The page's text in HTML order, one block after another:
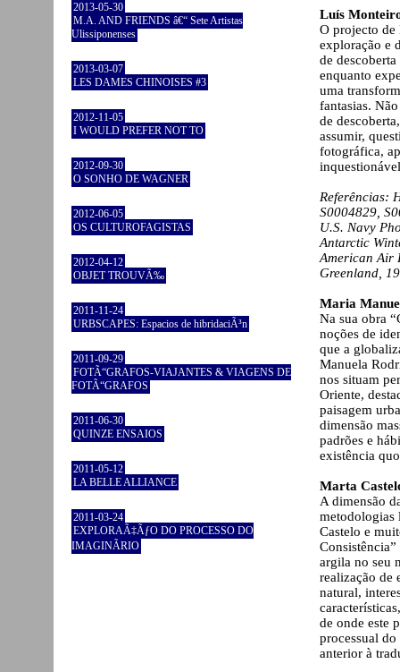
2013-05-30
M.A. AND FRIENDS â€“ Sete Artistas
Ulissiponenses
2013-03-07
LES DAMES CHINOISES #3
2012-11-05
I WOULD PREFER NOT TO
2012-09-30
O SONHO DE WAGNER
2012-06-05
OS CULTUROFAGISTAS
2012-04-12
OBJET TROUVÃ‰
2011-11-24
URBSCAPES: Espacios de hibridaciÃ³n
2011-09-29
FOTÃ“GRAFOS-VIAJANTES & VIAGENS DE
FOTÃ“GRAFOS
2011-06-30
QUINZE ENSAIOS
2011-05-12
LA BELLE ALLIANCE
2011-03-24
EXPLORAÃ‡ÃƒO DO PROCESSO DO
IMAGINÃRIO
Luís
O projecto de
exploração e
de
enquanto
uma
fantasias.
de
assumir,
fotográfica,
Referências:
S0004829,
U.S. Navy
Antarctic
American Air
Greenland,
Maria
Na sua obra
noções de
que a
Manuela
nos situam
Oriente,
paisagem
dimensão
padrões e
existência
Marta
A dimensão
metodologias
Castelo e
argila no seu
realização de
natural,
de onde este
processual
anterior à